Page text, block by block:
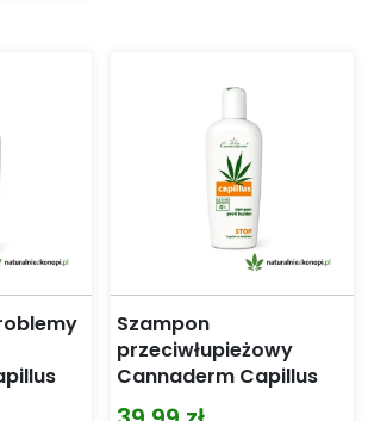
Szampon
przeciwłupieżowy
Cannaderm Capillus